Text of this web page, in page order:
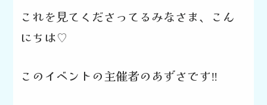
これを見てくださってるみなさま、こん
にちは♡
このイベントの主催者のあずさです‼️